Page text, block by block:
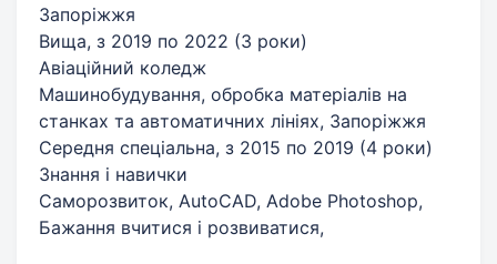
Запоріжжя
Вища, з 2019 по 2022 (3 роки)
Авіаційний коледж
Машинобудування, обробка матеріалів на
станках та автоматичних лініях, Запоріжжя
Середня спеціальна, з 2015 по 2019 (4 роки)
Знання і навички
Саморозвиток, AutoCAD, Adobe Photoshop,
Бажання вчитися і розвиватися,